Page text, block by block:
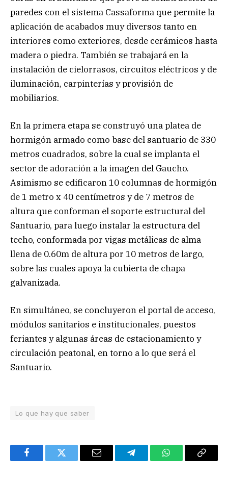
paredes con el sistema Cassaforma que permite la
aplicación de acabados muy diversos tanto en
interiores como exteriores, desde cerámicos hasta
madera o piedra. También se trabajará en la
instalación de cielorrasos, circuitos eléctricos y de
iluminación, carpinterías y provisión de
mobiliarios.
En la primera etapa se construyó una platea de
hormigón armado como base del santuario de 330
metros cuadrados, sobre la cual se implanta el
sector de adoración a la imagen del Gaucho.
Asimismo se edificaron 10 columnas de hormigón
de 1 metro x 40 centímetros y de 7 metros de
altura que conforman el soporte estructural del
Santuario, para luego instalar la estructura del
techo, conformada por vigas metálicas de alma
llena de 0.60m de altura por 10 metros de largo,
sobre las cuales apoya la cubierta de chapa
galvanizada.
En simultáneo, se concluyeron el portal de acceso,
módulos sanitarios e institucionales, puestos
feriantes y algunas áreas de estacionamiento y
circulación peatonal, en torno a lo que será el
Santuario.
Lo que hay que saber
FacebookTwitter Email TelegramWhatsAppCopy